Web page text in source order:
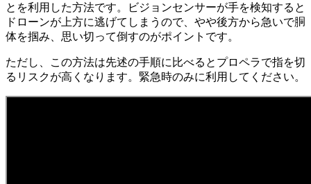
とを利用した方法です。ビジョンセンサーが手を検知すると
ドローンが上方に逃げてしまうので、やや後方から急いで胴
体を掴み、思い切って倒すのがポイントです。
ただし、この方法は先述の手順に比べるとプロペラで指を切
るリスクが高くなります。緊急時のみに利用してください。